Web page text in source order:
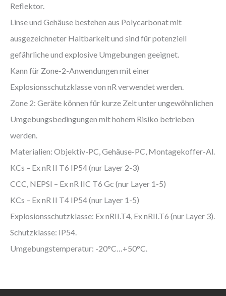
Reflektor.
Linse und Gehäuse bestehen aus Polycarbonat mit
ausgezeichneter Haltbarkeit und sind für potenziell
gefährliche und explosive Umgebungen geeignet.
Kann für Zone-2-Anwendungen mit einer
Explosionsschutzklasse von nR verwendet werden.
Zone 2: Geräte können für kurze Zeit unter ungewöhnlichen
Umgebungsbedingungen mit hohem Risiko betrieben
werden.
Materialien: Objektiv-PC, Gehäuse-PC, Montagekoffer-Al.
KCs – Ex nR II T6 IP54 (nur Layer 2-3)
CCC, NEPSI – Ex nR IIC T6 Gc (nur Layer 1-5)
KCs – Ex nR II T4 IP54 (nur Layer 1-5)
Explosionsschutzklasse: Ex nRII.T4, Ex nRII.T6 (nur Layer 3).
Schutzklasse: IP54.
Umgebungstemperatur: -20°C…+50°C.